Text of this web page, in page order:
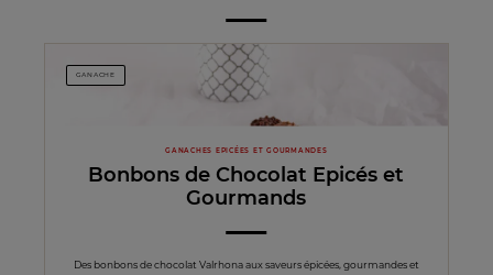
GANACHE
GANACHES EPICÉES ET GOURMANDES
Bonbons de Chocolat Epicés et
Gourmands
Des bonbons de chocolat Valrhona aux saveurs épicées, gourmandes et